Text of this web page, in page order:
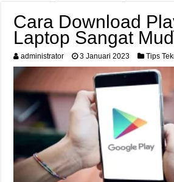
Cara Download
Laptop Sangat
administrator 3 Januari 2023 Tips